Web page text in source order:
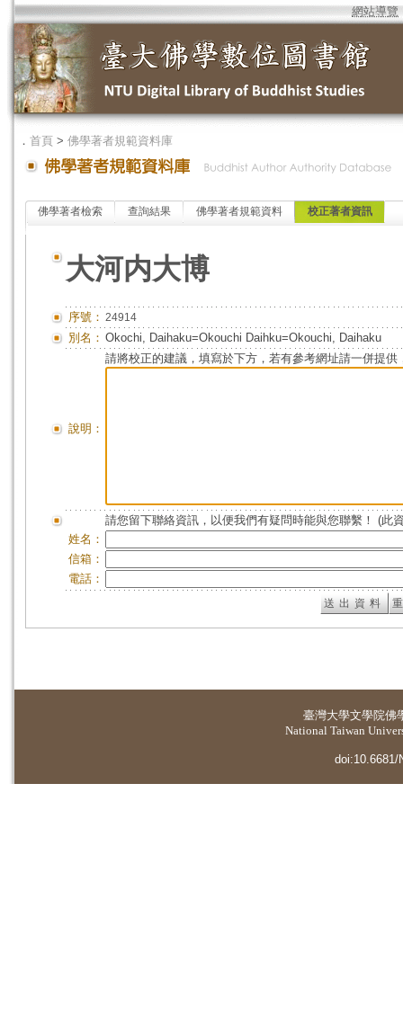
網站導覽
． 首頁 > 佛學著者規範資料庫
佛學著者檢索 查詢結果 佛學著者規範資料 校正著者資訊
大河内大博
序號： 24914
別名： Okochi, Daihaku=Okouchi Daihku=Okouchi, Daihaku
說明：
請將校正的建議，填寫於下方，若有參考網址請一併提供
請您留下聯絡資訊，以便我們有疑問時能與您聯繫！ (此
姓名：
信箱：
電話：
臺灣大學文學院佛
National Taiwan
doi:10.6681/